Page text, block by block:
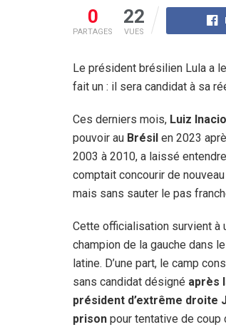
0
PARTAGES
22
VUES
Le président brésilien Lula a
fait un : il sera candidat à sa
Ces derniers mois, Luiz
pouvoir au Brésil en 2023
2003 à 2010, a laissé
comptait concourir de
mais sans sauter le pas
Cette officialisation survient à
champion de la gauche dans
latine. D’une part, le camp
sans candidat désigné après
président d’extrême droite
prison pour tentative de coup